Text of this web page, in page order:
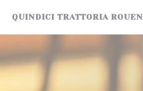
QUINDICI TRATTORIA ROUEN